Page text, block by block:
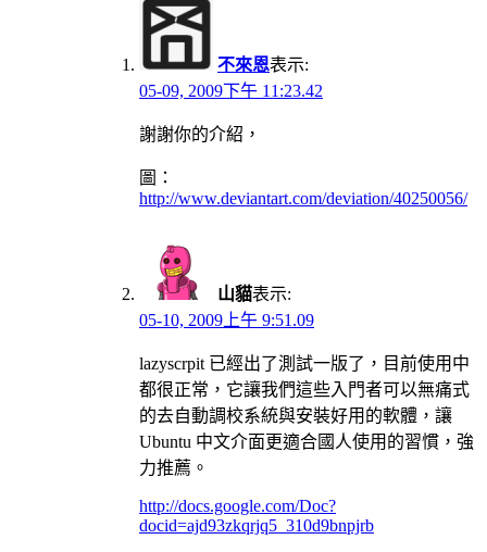
不來恩表示:
05-09, 2009下午 11:23.42
謝謝你的介紹，
圖：
http://www.deviantart.com/deviation/40250056/
山貓表示:
05-10, 2009上午 9:51.09
lazyscrpit 已經出了測試一版了，目前使用中
都很正常，它讓我們這些入門者可以無痛式
的去自動調校系統與安裝好用的軟體，讓
Ubuntu 中文介面更適合國人使用的習慣，強
力推薦。
http://docs.google.com/Doc?
docid=ajd93zkqrjq5_310d9bnpjrb